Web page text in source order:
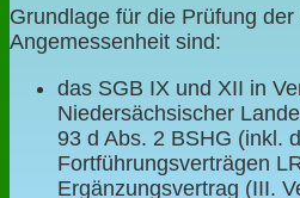
Grundlage für die Prüfung
Angemessenheit sind:
das SGB IX und XII in
Niedersächsischer
93 d Abs. 2 BSHG (inkl.
Fortführungsverträgen
Ergänzungsvertrag (III.